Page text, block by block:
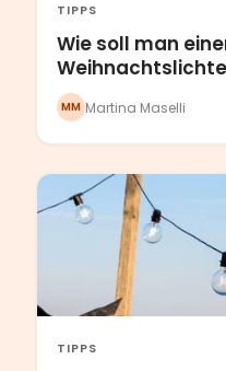
TIPPS
Wie soll man
MM Martina Maselli
TIPPS